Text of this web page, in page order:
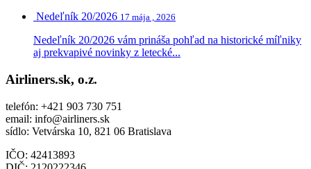
Nedeľník 20/2026 17 mája , 2026
Nedeľník 20/2026 vám prináša pohľad na historické míľniky
aj prekvapivé novinky z letecké...
Airliners.sk, o.z.
telefón: +421 903 730 751
email: info@airliners.sk
sídlo: Vetvárska 10, 821 06 Bratislava
IČO: 42413893